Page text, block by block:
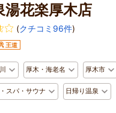
湯花楽厚木店
(クチコミ96件)
王道
厚木・海老名 厚木市
スパ・サウナ 日帰り温泉